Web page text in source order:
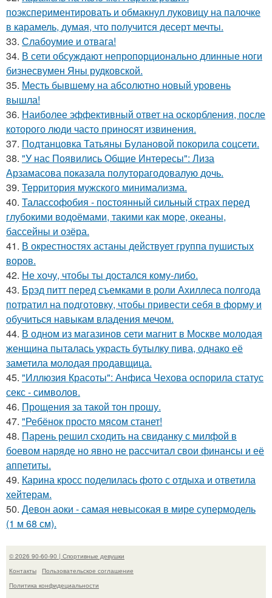
поэкспериментировать и обмакнул луковицу на палочке
в карамель, думая, что получится десерт мечты.
33. Слабоумие и отвага!
34. В сети обсуждают непропорционально длинные ноги
бизнесвумен Яны рудковской.
35. Месть бывшему на абсолютно новый уровень
вышла!
36. Наиболее эффективный ответ на оскорбления, после
которого люди часто приносят извинения.
37. Подтанцовка Татьяны Булановой покорила соцсети.
38. "У нас Появились Общие Интересы": Лиза
Арзамасова показала полуторагодовалую дочь.
39. Территория мужского минимализма.
40. Талассофобия - постоянный сильный страх перед
глубокими водоёмами, такими как море, океаны,
бассейны и озёра.
41. В окрестностях астаны действует группа пушистых
воров.
42. Не хочу, чтобы ты достался кому-либо.
43. Брэд питт перед съемками в роли Ахиллеса полгода
потратил на подготовку, чтобы привести себя в форму и
обучиться навыкам владения мечом.
44. В одном из магазинов сети магнит в Москве молодая
женщина пыталась украсть бутылку пива, однако её
заметила молодая продавщица.
45. "Иллюзия Красоты": Анфиса Чехова оспорила статус
секс - символов.
46. Прощения за такой тон прошу.
47. "Ребёнок просто мясом станет!
48. Парень решил сходить на свиданку с милфой в
боевом наряде но явно не рассчитал свои финансы и её
аппетиты.
49. Карина кросс поделилась фото с отдыха и ответила
хейтерам.
50. Девон аоки - самая невысокая в мире супермодель
(1 м 68 см).
© 2026 90-60-90 | Спортивные девушки
Контакты
Пользовательское соглашение
Политика конфидециальности